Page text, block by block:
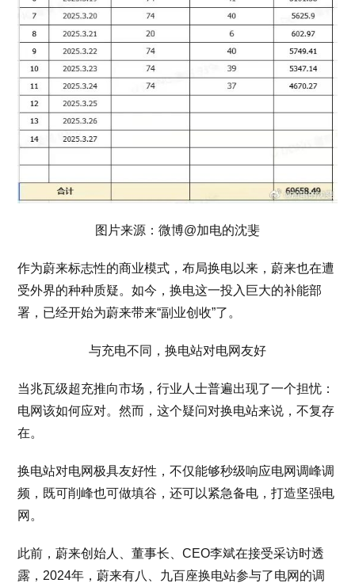
图片来源：微博@加电的沈斐
作为蔚来标志性的商业模式，布局换电以来，蔚来也在遭
受外界的种种质疑。如今，换电这一投入巨大的补能部
署，已经开始为蔚来带来“副业创收”了。
与充电不同，换电站对电网友好
当兆瓦级超充推向市场，行业人士普遍出现了一个担忧：
电网该如何应对。然而，这个疑问对换电站来说，不复存
在。
换电站对电网极具友好性，不仅能够秒级响应电网调峰调
频，既可削峰也可做填谷，还可以紧急备电，打造坚强电
网。
此前，蔚来创始人、董事长、CEO李斌在接受采访时透
露，2024年，蔚来有八、九百座换电站参与了电网的调